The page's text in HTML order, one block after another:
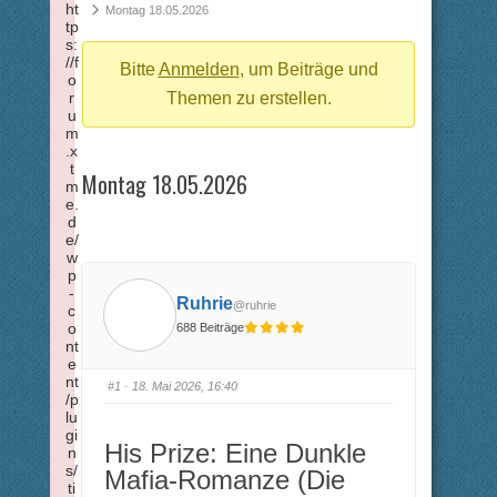
Breadcrumbs
hier:
Montag 18.05.2026
BitteAnmelden, um Beiträge und
Themen zu erstellen.
Montag 18.05.2026
Ruhrie@ruhrie
688 Beiträge
#1 · 18. Mai 2026, 16:40
His Prize: Eine Dunkle
Mafia-Romanze (Die
ht
tp
s:
//f
o
r
u
m
.x
t
m
e.
d
e/
w
p
-
c
o
nt
e
nt
/p
lu
gi
n
s/
ti